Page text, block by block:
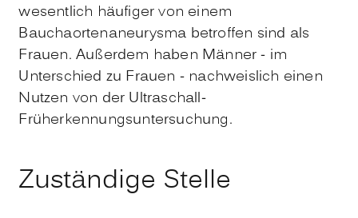
wesentlich häufiger von einem
Bauchaortenaneurysma betroffen sind als
Frauen. Außerdem haben Männer - im
Unterschied zu Frauen - nachweislich einen
Nutzen von der Ultraschall-
Früherkennungsuntersuchung.
Zuständige Stelle